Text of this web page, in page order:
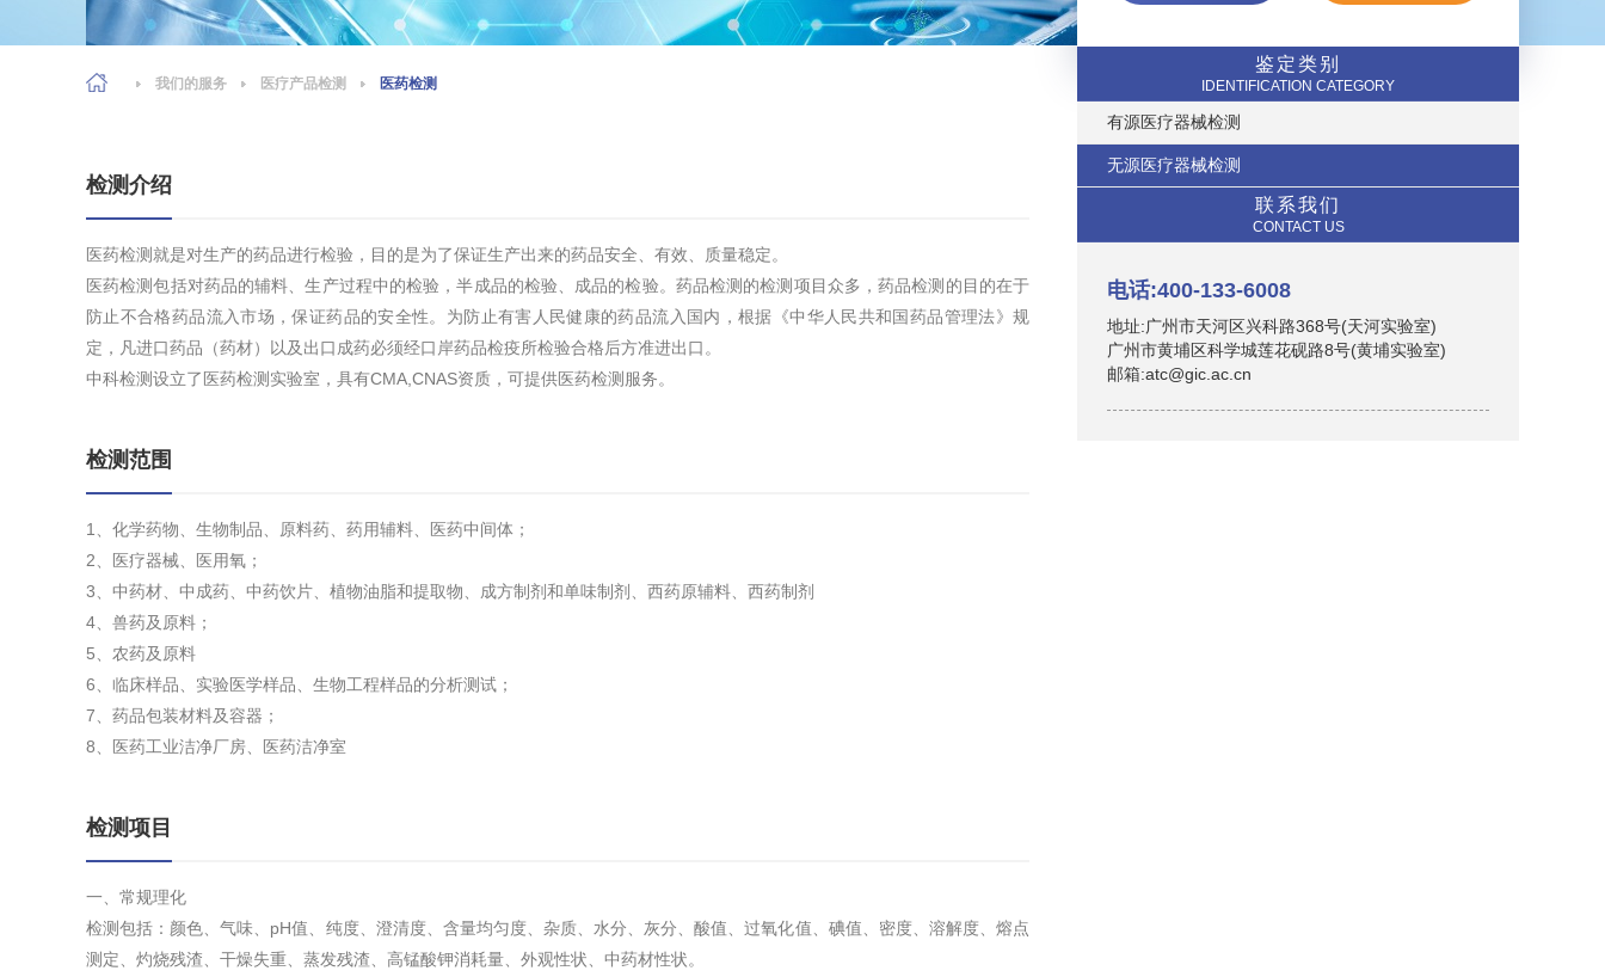
鉴定类别
IDENTIFICATION CATEGORY
有源医疗器械检测
无源医疗器械检测
联系我们
CONTACT US
电话:400-133-6008
地址:广州市天河区兴科路368号(天河实验室)
广州市黄埔区科学城莲花砚路8号(黄埔实验室)
邮箱:atc@gic.ac.cn
我们的服务 医疗产品检测 医药检测
检测介绍
医药检测就是对生产的药品进行检验，目的是为了保证生产出来的药品安全、有效、质量稳定。
医药检测包括对药品的辅料、生产过程中的检验，半成品的检验、成品的检验。药品检测的检测项目众多，药品检测的目的在于
防止不合格药品流入市场，保证药品的安全性。为防止有害人民健康的药品流入国内，根据《中华人民共和国药品管理法》规
定，凡进口药品（药材）以及出口成药必须经口岸药品检疫所检验合格后方准进出口。
中科检测设立了医药检测实验室，具有CMA,CNAS资质，可提供医药检测服务。
检测范围
1、化学药物、生物制品、原料药、药用辅料、医药中间体；
2、医疗器械、医用氧；
3、中药材、中成药、中药饮片、植物油脂和提取物、成方制剂和单味制剂、西药原辅料、西药制剂
4、兽药及原料；
5、农药及原料
6、临床样品、实验医学样品、生物工程样品的分析测试；
7、药品包装材料及容器；
8、医药工业洁净厂房、医药洁净室
检测项目
一、常规理化
检测包括：颜色、气味、pH值、纯度、澄清度、含量均匀度、杂质、水分、灰分、酸值、过氧化值、碘值、密度、溶解度、熔点
测定、灼烧残渣、干燥失重、蒸发残渣、高锰酸钾消耗量、外观性状、中药材性状。